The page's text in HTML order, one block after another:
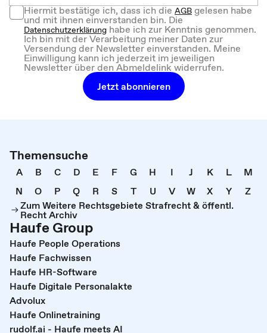
Hiermit bestätige ich, dass ich dieAGBgelesen habe
und mit ihnen einverstanden bin. Die
Datenschutzerklärung habe ich zur Kenntnis genommen.
Ich bin mit der Verarbeitung meiner Daten zur
Versendung der Newsletter einverstanden. Meine
Einwilligung kann ich jederzeit im jeweiligen
Newsletter über den Abmeldelink widerrufen.
Jetzt abonnieren
Themensuche
A B C D E F G H I J K L
M
N
O P Q R S T U V W X Y
Z
Zum Weitere Rechtsgebiete Strafrecht & öffentl.
Recht Archiv
Haufe Group
Haufe People Operations
Haufe Fachwissen
Haufe HR-Software
Haufe Digitale Personalakte
Advolux
Haufe Onlinetraining
rudolf.ai - Haufe meets AI